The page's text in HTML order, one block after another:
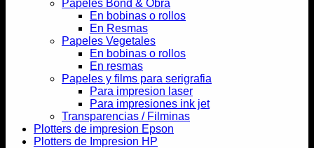
Papeles Bond & Obra
En bobinas o rollos
En Resmas
Papeles Vegetales
En bobinas o rollos
En resmas
Papeles y films para serigrafia
Para impresion laser
Para impresiones ink jet
Transparencias / Filminas
Plotters de impresion Epson
Plotters de Impresion HP